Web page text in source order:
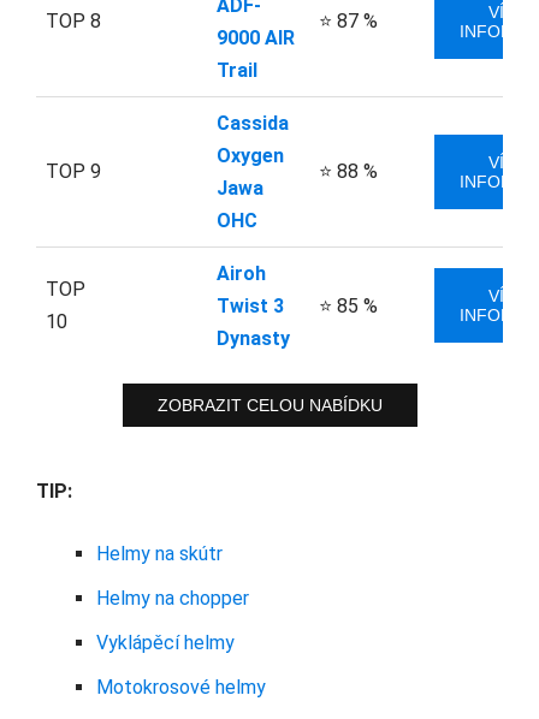
TOP 8
ADF-
9000 AIR
Trail
⭐ 87 %
VÍCE
TOP 9
Cassida
Oxygen
Jawa
OHC
⭐ 88 %
VÍCE
TOP
10
Airoh
Twist 3
Dynasty
⭐ 85 %
VÍCE
ZOBRAZIT CELOU NABÍDKU
TIP:
Helmy na skútr
Helmy na chopper
Vyklápěcí helmy
Motokrosové helmy